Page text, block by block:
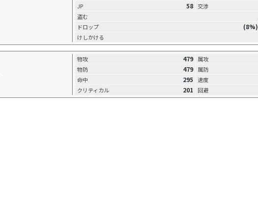
JP 58 交渉
盗む
ドロップ (8%)
けしかける
物攻 479 属攻
物防 479 属防
命中 295 速度
クリティカル 201 回避